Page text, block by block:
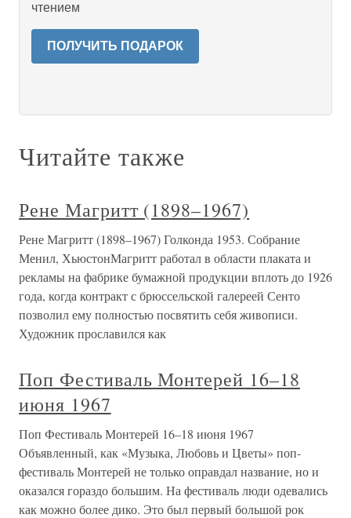
чтением
ПОЛУЧИТЬ ПОДАРОК
Читайте также
Рене Магритт (1898–1967)
Рене Магритт (1898–1967) Голконда 1953. Собрание
Менил, ХьюстонМагритт работал в области плаката и
рекламы на фабрике бумажной продукции вплоть до 1926
года, когда контракт с брюссельской галереей Сенто
позволил ему полностью посвятить себя живописи.
Художник прославился как
Поп Фестиваль Монтерей 16–18
июня 1967
Поп Фестиваль Монтерей 16–18 июня 1967
Объявленный, как «Музыка, Любовь и Цветы» поп-
фестиваль Монтерей не только оправдал название, но и
оказался гораздо большим. На фестиваль люди одевались
как можно более дико. Это был первый большой рок